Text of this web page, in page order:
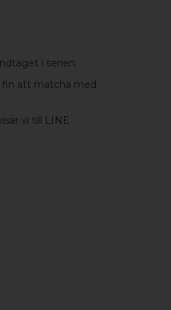
i serien.
fin att matcha med
vi till LINE